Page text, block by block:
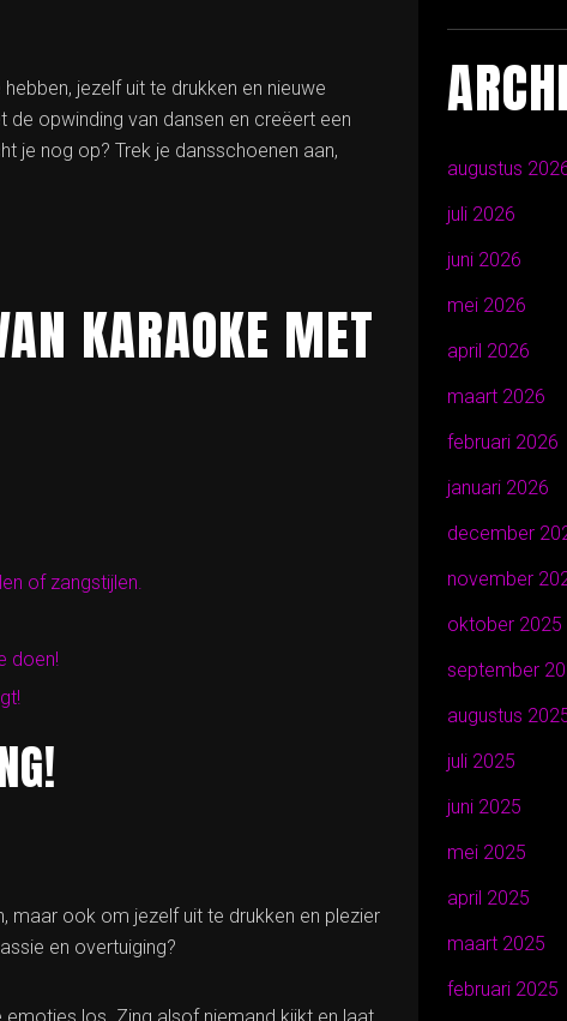
jezelf uit te drukken en nieuwe
opwinding van dansen en creëert een
je nog op? Trek je dansschoenen aan,
KARAOKE MET
of zangstijlen.
doen!
maar ook om jezelf uit te drukken en plezier
en overtuiging?
augustus
juli 2026
juni 2026
mei 2026
april 2026
maart 2026
februari 2026
januari 2026
december
november
oktober 2025
september
augustus
juli 2025
juni 2025
mei 2025
april 2025
maart 2025
februari 2025